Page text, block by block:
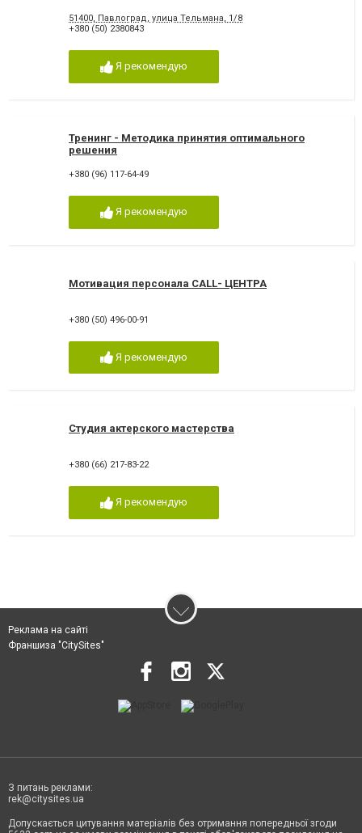
51400, Павлоград, улица Тельмана, 1/8
+380 (50) 2380843
Я рекомендую
Тренинг - Методика принятия оптимального
решения
+380 (96) 117-64-49
Я рекомендую
Мотивация персонала CALL- ЦЕНТРА
+380 (50) 496-00-91
Я рекомендую
Студия актерского мастерства
+380 (66) 217-83-22
Я рекомендую
Реклама на сайті
Франшиза "CitySites"
З питань реклами:
rek@citysites.ua
Допускається цитування матеріалів без отримання попередньої згоди